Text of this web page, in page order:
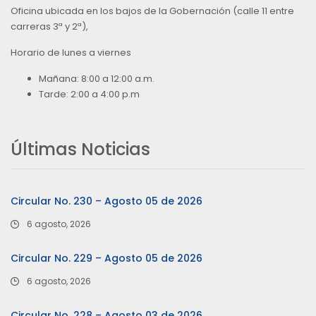
Oficina ubicada en los bajos de la Gobernación (calle 11 entre
carreras 3ª y 2ª),
Horario de lunes a viernes
Mañana: 8:00 a 12:00 a.m.
Tarde: 2:00 a 4:00 p.m
Últimas Noticias
Circular No. 230 – Agosto 05 de 2026
6 agosto, 2026
Circular No. 229 – Agosto 05 de 2026
6 agosto, 2026